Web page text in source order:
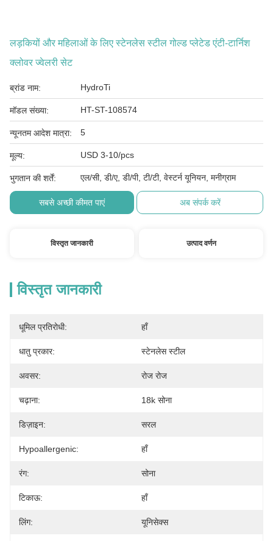
लड़कियों और महिलाओं के लिए स्टेनलेस स्टील गोल्ड प्लेटेड एंटी-टार्निश
क्लोवर ज्वेलरी सेट
ब्रांड नाम: HydroTi
मॉडल संख्या: HT-ST-108574
न्यूनतम आदेश मात्रा: 5
मूल्य: USD 3-10/pcs
भुगतान की शर्तें: एल/सी, डी/ए, डी/पी, टी/टी, वेस्टर्न यूनियन, मनीग्राम
सबसे अच्छी कीमत पाएं अब संपर्क करें
विस्तृत जानकारी उत्पाद वर्णन
विस्तृत जानकारी
धूमिल प्रतिरोधी: हाँ
धातु प्रकार: स्टेनलेस स्टील
अवसर: रोज रोज
चढ़ाना: 18k सोना
डिज़ाइन: सरल
Hypoallergenic: हाँ
रंग: सोना
टिकाऊ: हाँ
लिंग: यूनिसेक्स